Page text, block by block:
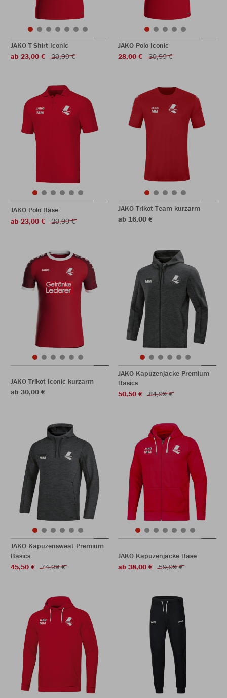
JAKO T-Shirt Iconic
ab 23,00 €
29,99 €
JAKO Polo Iconic
28,00 €
39,99 €
JAKO Polo Base
ab 23,00 €
29,99 €
JAKO Trikot Team kurzarm
ab 16,00 €
JAKO Trikot Iconic kurzarm
ab 30,00 €
JAKO Kapuzenjacke Premium
Basics
50,50 €
84,99 €
JAKO Kapuzensweat Premium
Basics
45,50 €
74,99 €
JAKO Kapuzenjacke Base
ab 38,00 €
59,99 €